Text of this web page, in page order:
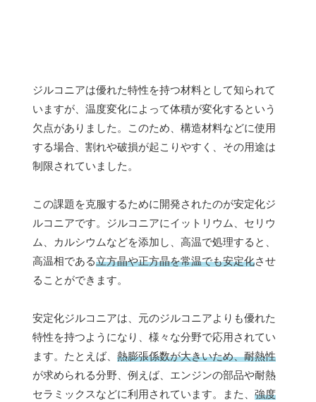
ジルコニアは優れた特性を持つ材料として知られて
いますが、温度変化によって体積が変化するという
欠点がありました。このため、構造材料などに使用
する場合、割れや破損が起こりやすく、その用途は
制限されていました。
この課題を克服するために開発されたのが安定化ジ
ルコニアです。ジルコニアにイットリウム、セリウ
ム、カルシウムなどを添加し、高温で処理すると、
高温相である立方晶や正方晶を常温でも安定化させ
ることができます。
安定化ジルコニアは、元のジルコニアよりも優れた
特性を持つようになり、様々な分野で応用されてい
ます。たとえば、 熱膨張係数が大きいため、耐熱性
が求められる分野、例えば、エンジンの部品や耐熱
セラミックスなどに利用されています。また、 強度